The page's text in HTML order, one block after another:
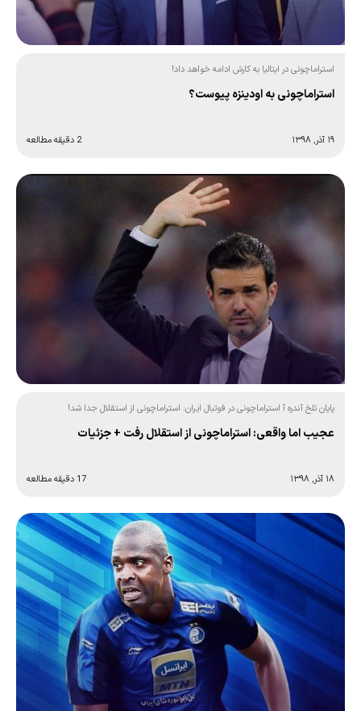
استراماچونی در ایتالیا به کارش ادامه خواهد داد!
استراماچونی به اودینزه پیوست؟
۱۹ آذر, ۱۳۹۸ 2 دقیقه مطالعه
پایان تلخ آندره آ استراماچونی در فوتبال ایران: استراماچونی از استقلال جدا شد!
عجیب اما واقعی: استراماچونی از استقلال رفت + جزئیات
۱۸ آذر, ۱۳۹۸ 17 دقیقه مطالعه